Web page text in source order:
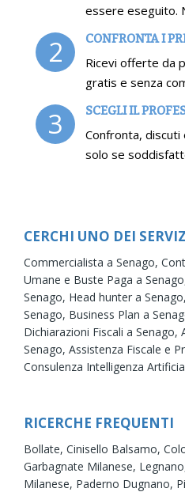
essere eseguito.
2 CONFRONTA I
Ricevi offerte da
gratis e senza
3 SCEGLI IL
Confronta,
solo se
CERCHI UNO DEI
Commercialista a Senago,
Umane e Buste Paga a
Senago, Head hunter a Senago,
Senago, Business Plan a
Dichiarazioni Fiscali a Senago,
Senago, Assistenza Fiscale e
Consulenza Intelligenza
RICERCHE FREQUENTI
Bollate, Cinisello Balsamo,
Garbagnate Milanese,
Milanese, Paderno Dugnano,